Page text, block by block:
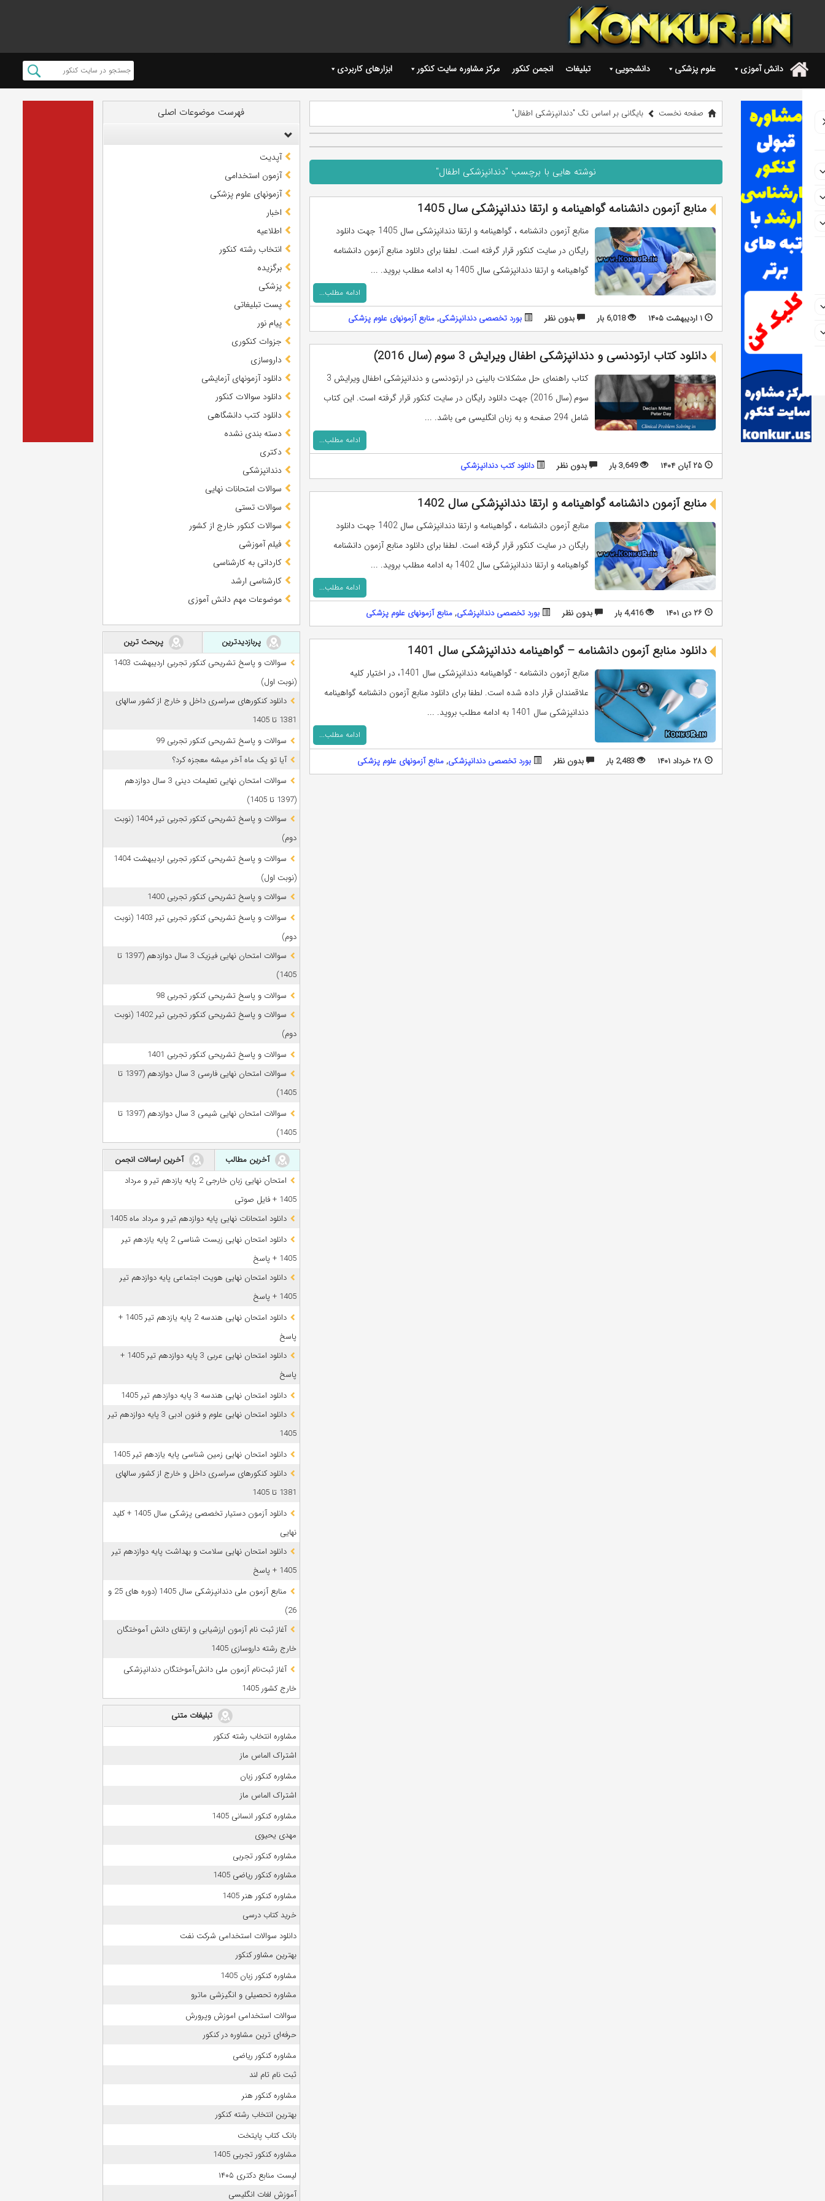
. دانش آموزی علوم پزشکی دانشجویی تبلیغات انجمن کنکور مرکز مشاوره سایت کنکور ابزارهای کاربردی
صفحه نخست بایگانی بر اساس تگ "دندانپزشکی اطفال"
نوشته هایی با برچسب "دندانپزشکی اطفال"
منابع آزمون دانشنامه گواهینامه و ارتقا دندانپزشکی سال 1405
منابع آزمون دانشنامه ، گواهینامه و ارتقا دندانپزشکی سال 1405 جهت دانلود
رایگان در سایت کنکور قرار گرفته است. لطفا برای دانلود منابع آزمون دانشنامه
گواهینامه و ارتقا دندانپزشکی سال 1405 به ادامه مطلب بروید. ...
ادامه مطلب...
۱ اردیبهشت ۱۴۰۵ 6,018 بار بدون نظر بورد تخصصی دندانپزشکی,منابع آزمونهای علوم پزشکی
دانلود کتاب ارتودنسی و دندانپزشکی اطفال ویرایش 3 سوم (سال 2016)
کتاب راهنمای حل مشکلات بالینی در ارتودنسی و دندانپزشکی اطفال ویرایش 3
سوم (سال 2016) جهت دانلود رایگان در سایت کنکور قرار گرفته است. این کتاب
شامل 294 صفحه و به زبان انگلیسی می باشد. ...
ادامه مطلب...
۲۵ آبان ۱۴۰۴ 3,649 بار بدون نظر دانلود کتب دندانپزشکی
منابع آزمون دانشنامه گواهینامه و ارتقا دندانپزشکی سال 1402
منابع آزمون دانشنامه ، گواهینامه و ارتقا دندانپزشکی سال 1402 جهت دانلود
رایگان در سایت کنکور قرار گرفته است. لطفا برای دانلود منابع آزمون دانشنامه
گواهینامه و ارتقا دندانپزشکی سال 1402 به ادامه مطلب بروید. ...
ادامه مطلب...
۲۶ دی ۱۴۰۱ 4,416 بار بدون نظر بورد تخصصی دندانپزشکی,منابع آزمونهای علوم پزشکی
دانلود منابع آزمون دانشنامه – گواهینامه دندانپزشکی سال 1401
منابع آزمون دانشنامه - گواهینامه دندانپزشکی سال 1401، در اختیار کلیه
علاقمندان قرار داده شده است. لطفا برای دانلود منابع آزمون دانشنامه گواهینامه
دندانپزشکی سال 1401 به ادامه مطلب بروید. ...
ادامه مطلب...
۲۸ خرداد ۱۴۰۱ 2,483 بار بدون نظر بورد تخصصی دندانپزشکی,منابع آزمونهای علوم پزشکی
فهرست موضوعات اصلی
آپدیت
آزمون استخدامی
آزمونهای علوم پزشکی
اخبار
اطلاعیه
انتخاب رشته کنکور
برگزیده
پزشکی
پست تبلیغاتی
پیام نور
جزوات کنکوری
داروسازی
دانلود آزمونهای آزمایشی
دانلود سوالات کنکور
دانلود کتب دانشگاهی
دسته بندی نشده
دکتری
دندانپزشکی
سوالات امتحانات نهایی
سوالات تستی
سوالات کنکور خارج از کشور
فیلم آموزشی
کاردانی به کارشناسی
کارشناسی ارشد
موضوعات مهم دانش آموزی
پربازدیدترین
پربحث ترین
سوالات و پاسخ تشریحی کنکور تجربی اردیبهشت 1403
(نوبت اول)
دانلود کنکورهای سراسری داخل و خارج از کشور سالهای
1381 تا 1405
سوالات و پاسخ تشریحی کنکور تجربی 99
آیا تو یک ماه آخر میشه معجزه کرد؟
سوالات امتحان نهایی تعلیمات دینی 3 سال دوازدهم
(1397 تا 1405)
سوالات و پاسخ تشریحی کنکور تجربی تیر 1404 (نوبت
دوم)
سوالات و پاسخ تشریحی کنکور تجربی اردیبهشت 1404
(نوبت اول)
سوالات و پاسخ تشریحی کنکور تجربی 1400
سوالات و پاسخ تشریحی کنکور تجربی تیر 1403 (نوبت
دوم)
سوالات امتحان نهایی فیزیک 3 سال دوازدهم (1397 تا
1405)
سوالات و پاسخ تشریحی کنکور تجربی 98
سوالات و پاسخ تشریحی کنکور تجربی تیر 1402 (نوبت
دوم)
سوالات و پاسخ تشریحی کنکور تجربی 1401
سوالات امتحان نهایی فارسی 3 سال دوازدهم (1397 تا
1405)
سوالات امتحان نهایی شیمی 3 سال دوازدهم (1397 تا
1405)
آخرین مطالب
آخرین ارسالات انجمن
امتحان نهایی زبان خارجی 2 پایه یازدهم تیر و مرداد
1405 + فایل صوتی
دانلود امتحانات نهایی پایه دوازدهم تیر و مرداد ماه 1405
دانلود امتحان نهایی زیست شناسی 2 پایه یازدهم تیر
1405 + پاسخ
دانلود امتحان نهایی هویت اجتماعی پایه دوازدهم تیر
1405 + پاسخ
دانلود امتحان نهایی هندسه 2 پایه یازدهم تیر 1405 +
پاسخ
دانلود امتحان نهایی عربی 3 پایه دوازدهم تیر 1405 +
پاسخ
دانلود امتحان نهایی هندسه 3 پایه دوازدهم تیر 1405
دانلود امتحان نهایی علوم و فنون ادبی 3 پایه دوازدهم تیر
1405
دانلود امتحان نهایی زمین شناسی پایه یازدهم تیر 1405
دانلود کنکورهای سراسری داخل و خارج از کشور سالهای
1381 تا 1405
دانلود آزمون دستیار تخصصی پزشکی سال 1405 + کلید
نهایی
دانلود امتحان نهایی سلامت و بهداشت پایه دوازدهم تیر
1405 + پاسخ
ﻣﻨﺎﺑﻊ آزﻣﻮن ﻣﻠﯽ دندانپزشکی سال 1405 (دوره های 25 و
26)
آغاز ثبت نام آزمون‌ ارزشیابی و ارتقای دانش آموختگان
خارج رشته داروسازی 1405
آغاز ثبت‌نام آزمون ملی دانش‌آموختگان دندانپزشکی
خارج کشور 1405
تبلیغات متنی
مشاوره انتخاب رشته کنکور
اشتراک الماس ماز
مشاوره کنکور زبان
اشتراک الماس ماز
مشاوره کنکور انسانی 1405
مهدی یحیوی
مشاوره کنکور تجربی
مشاوره کنکور ریاضی 1405
مشاوره کنکور هنر 1405
خرید کتاب درسی
دانلود سوالات استخدامی شرکت نفت
بهترین مشاور کنکور
مشاوره کنکور زبان 1405
مشاوره تحصیلی و انگیزشی ماترو
سوالات استخدامی اموزش وپرورش
حرفه‌ای ترین مشاوره در کنکور
مشاوره کنکور ریاضی
ثبت نام تام لند
مشاوره کنکور هنر
بهترین انتخاب رشته کنکور
بانک کتاب پایتخت
مشاوره کنکور تجربی 1405
لیست منابع دکتری ۱۴۰۵
آموزش لغات انگلیسی